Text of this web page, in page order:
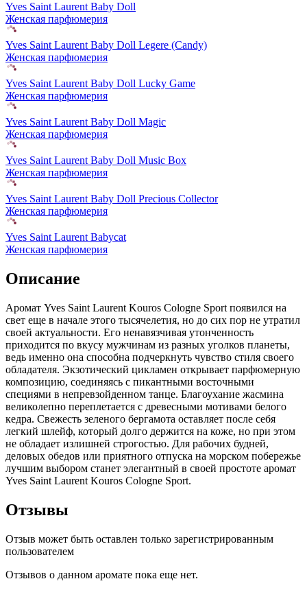
Yves Saint Laurent Baby Doll
Женская парфюмерия
Yves Saint Laurent Baby Doll Legere (Candy)
Женская парфюмерия
Yves Saint Laurent Baby Doll Lucky Game
Женская парфюмерия
Yves Saint Laurent Baby Doll Magic
Женская парфюмерия
Yves Saint Laurent Baby Doll Music Box
Женская парфюмерия
Yves Saint Laurent Baby Doll Precious Collector
Женская парфюмерия
Yves Saint Laurent Babycat
Женская парфюмерия
Описание
Аромат Yves Saint Laurent Kouros Cologne Sport появился на
свет еще в начале этого тысячелетия, но до сих пор не утратил
своей актуальности. Его ненавязчивая утонченность
приходится по вкусу мужчинам из разных уголков планеты,
ведь именно она способна подчеркнуть чувство стиля своего
обладателя. Экзотический цикламен открывает парфюмерную
композицию, соединяясь с пикантными восточными
специями в непревзойденном танце. Благоухание жасмина
великолепно переплетается с древесными мотивами белого
кедра. Свежесть зеленого бергамота оставляет после себя
легкий шлейф, который долго держится на коже, но при этом
не обладает излишней строгостью. Для рабочих будней,
деловых обедов или приятного отпуска на морском побережье
лучшим выбором станет элегантный в своей простоте аромат
Yves Saint Laurent Kouros Cologne Sport.
Отзывы
Отзыв может быть оставлен только зарегистрированным
пользователем
Отзывов о данном аромате пока еще нет.